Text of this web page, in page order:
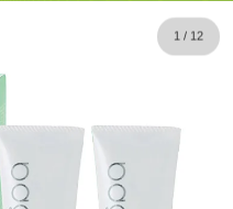
1/ 12